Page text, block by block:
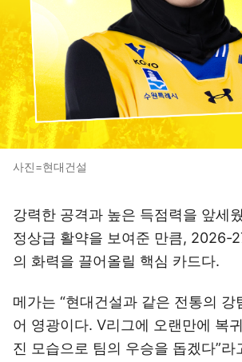
사진=현대건설
강력한 공격과 높은 득점력을 앞세
정상급 활약을 보여준 만큼, 2026-
의 화력을 끌어올릴 핵심 카드다.
메가는 “현대건설과 같은 전통의 강
어 영광이다. V리그에 오랜만에 복
진 모습으로 팀의 우승을 돕겠다”라